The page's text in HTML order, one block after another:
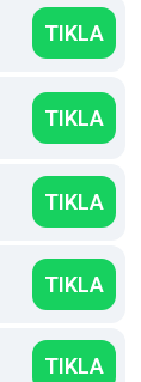
TIKLA
TIKLA
TIKLA
TIKLA
TIKLA